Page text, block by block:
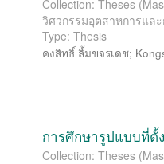
Collection: Theses
วิศวกรรมอุตสาหการแล
Type: Thesis
คงสิทธิ์ ลิ้มขจรเดช;
การศึกษารูปแบบที่ตั้
Collection: Theses